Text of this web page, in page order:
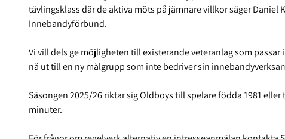
tävlingsklass där de aktiva möts på jämnare villkor säger
Innebandyförbund.
Vi vill dels ge möjligheten till existerande veteranlag som
nå ut till en ny målgrupp som inte bedriver sin
Säsongen 2025/26 riktar sig Oldboys till spelare födda 1981
minuter.